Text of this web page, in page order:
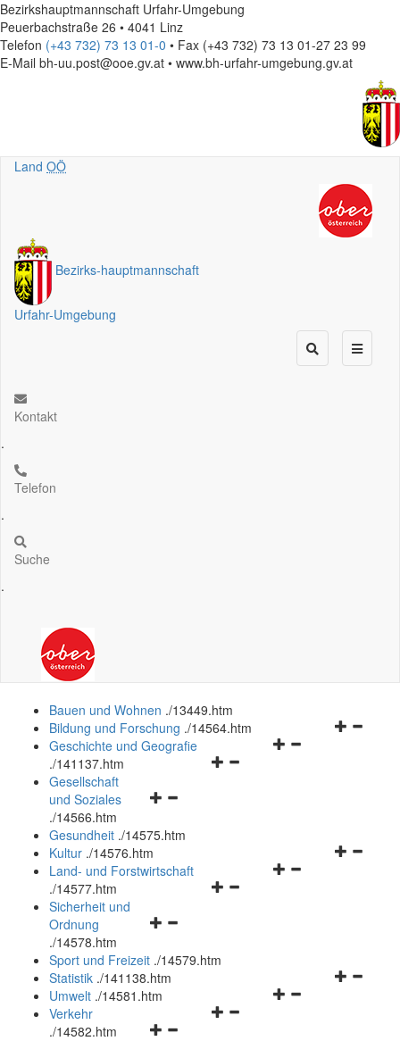
Bezirkshauptmannschaft Urfahr-Umgebung
Peuerbachstraße 26 • 4041 Linz
Telefon (+43 732) 73 13 01-0 • Fax (+43 732) 73 13 01-27 23 99
E-Mail bh-uu.post@ooe.gv.at • www.bh-urfahr-umgebung.gv.at
Land OÖ
Bezirks-hauptmannschaft
Urfahr-Umgebung
Kontakt
.
Telefon
.
Suche
.
Bauen und Wohnen ./13449.htm
Navigationsmenü
Bildung und Forschung ./14564.htm
Navigationsmenü
Geschichte und Geografie
./141137.htm
Navigationsmenü
und
schließen
Gesellschaft
und Soziales
./14566.htm
Gesundheit ./14575.htm
Navigationsmenü
Kultur ./14576.htm
Navigationsmenü
Land- und Forstwirtschaft
./14577.htm
Navigationsmenü
und
schließen
Sicherheit und
Ordnung
./14578.htm
Sport und Freizeit ./14579.htm
Navigationsmenü
Statistik ./141138.htm
Navigationsmenü
Umwelt ./14581.htm
Navigationsmenü
Verkehr
./14582.htm